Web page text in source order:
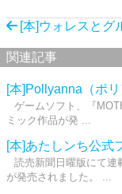
[本]ウォレスとグ
関連記事
[本]Pollyanna（ポリ
ゲームソフト、『
ミック作品が発 ...
[本]あたしンち公式
読売新聞日曜版にて連
が発売されました。 ...